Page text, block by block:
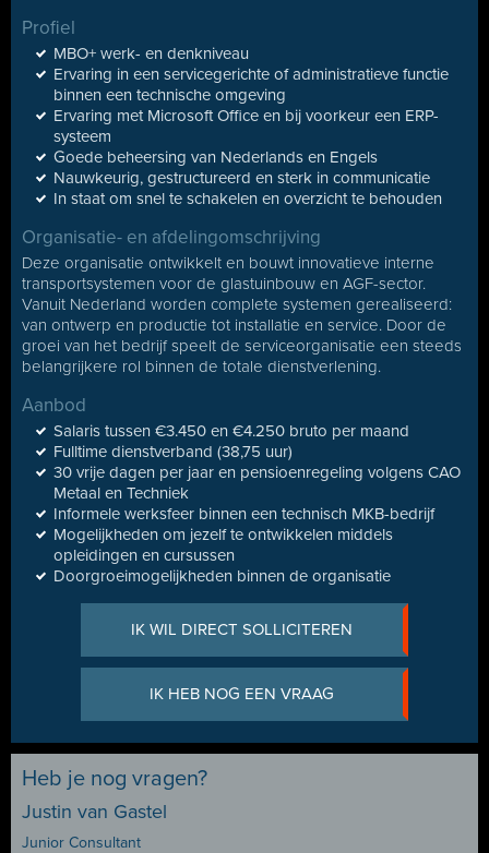
Profiel
MBO+ werk- en denkniveau
Ervaring in een servicegerichte of administratieve functie
binnen een technische omgeving
Ervaring met Microsoft Office en bij voorkeur een ERP-
systeem
Goede beheersing van Nederlands en Engels
Nauwkeurig, gestructureerd en sterk in communicatie
In staat om snel te schakelen en overzicht te behouden
Organisatie- en afdelingomschrijving
Deze organisatie ontwikkelt en bouwt innovatieve interne
transportsystemen voor de glastuinbouw en AGF-sector.
Vanuit Nederland worden complete systemen gerealiseerd:
van ontwerp en productie tot installatie en service. Door de
groei van het bedrijf speelt de serviceorganisatie een steeds
belangrijkere rol binnen de totale dienstverlening.
Aanbod
Salaris tussen €3.450 en €4.250 bruto per maand
Fulltime dienstverband (38,75 uur)
30 vrije dagen per jaar en pensioenregeling volgens CAO
Metaal en Techniek
Informele werksfeer binnen een technisch MKB-bedrijf
Mogelijkheden om jezelf te ontwikkelen middels
opleidingen en cursussen
Doorgroeimogelijkheden binnen de organisatie
IK WIL DIRECT SOLLICITEREN
IK HEB NOG EEN VRAAG
Heb je nog vragen?
Justin van Gastel
Junior Consultant